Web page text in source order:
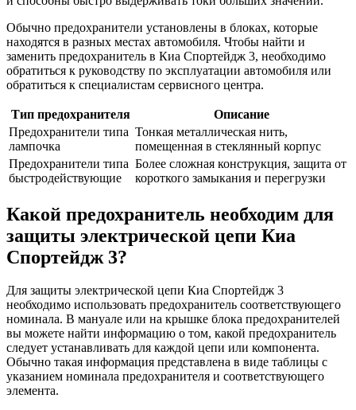
Обычно предохранители установлены в блоках, которые
находятся в разных местах автомобиля. Чтобы найти и
заменить предохранитель в Киа Спортейдж 3, необходимо
обратиться к руководству по эксплуатации автомобиля или
обратиться к специалистам сервисного центра.
Тип предохранителя
Описание
Предохранители типа
лампочка
Тонкая металлическая нить,
помещенная в стеклянный корпус
Предохранители типа
быстродействующие
Более сложная конструкция, защита от
короткого замыкания и перегрузки
Какой предохранитель необходим для
защиты электрической цепи Киа
Спортейдж 3?
Для защиты электрической цепи Киа Спортейдж 3
необходимо использовать предохранитель соответствующего
номинала. В мануале или на крышке блока предохранителей
вы можете найти информацию о том, какой предохранитель
следует устанавливать для каждой цепи или компонента.
Обычно такая информация представлена в виде таблицы с
указанием номинала предохранителя и соответствующего
элемента.